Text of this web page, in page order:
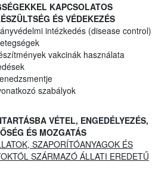
KAPCSOLATOS
ÉS VÉDEKEZÉS
intézkedés (disease control)
vakcinák használata
szabályok
VÉTEL, ENGEDÉLYEZÉS,
ÉS MOZGATÁS
SZAPORÍTÓANYAGOK ÉS
SZÁRMAZÓ ÁLLATI EREDETŰ